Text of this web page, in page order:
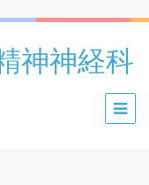
神神経科